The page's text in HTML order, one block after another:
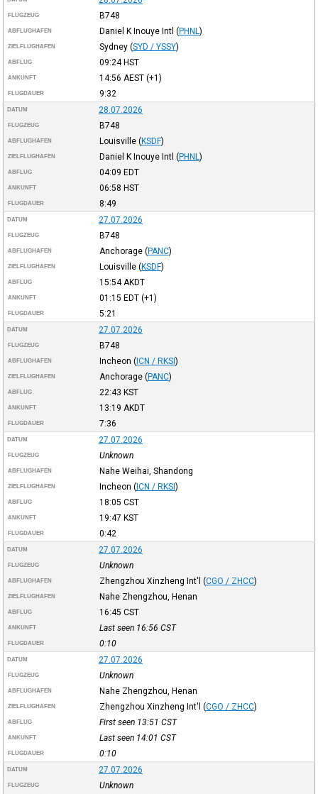
FLUGZEUG B748
ABFLUGHAFEN Daniel K Inouye Intl (PHNL )
ZIELFLUGHAFEN Sydney (SYD / YSSY)
ABFLUG 09:24HST
ANKUNFT 14:56 AEST(+1)
FLUGDAUER 9:32
DATUM 28.07.2026
FLUGZEUG B748
ABFLUGHAFEN Louisville (KSDF)
ZIELFLUGHAFEN Daniel K Inouye Intl (PHNL )
ABFLUG 04:09 EDT
ANKUNFT 06:58 HST
FLUGDAUER 8:49
DATUM 27.07.2026
FLUGZEUG B748
ABFLUGHAFEN Anchorage (PANC)
ZIELFLUGHAFEN Louisville (KSDF)
ABFLUG 15:54 AKDT
ANKUNFT 01:15 EDT(+1)
FLUGDAUER 5:21
DATUM 27.07.2026
FLUGZEUG B748
ABFLUGHAFEN Incheon (ICN / RKSI)
ZIELFLUGHAFEN Anchorage (PANC)
ABFLUG 22:43 KST
ANKUNFT 13:19 AKDT
FLUGDAUER 7:36
DATUM 27.07.2026
FLUGZEUG Unknown
ABFLUGHAFEN Nahe Weihai, Shandong
ZIELFLUGHAFEN Incheon (ICN / RKSI)
ABFLUG 18:05 CST
ANKUNFT 19:47 KST
FLUGDAUER 0:42
DATUM 27.07.2026
FLUGZEUG Unknown
ABFLUGHAFEN Zhengzhou Xinzheng Int'l (CGO / ZHCC)
ZIELFLUGHAFEN Nahe Zhengzhou, Henan
ABFLUG 16:45 CST
ANKUNFT Last seen 16:56 CST
FLUGDAUER 0:10
DATUM 27.07.2026
FLUGZEUG Unknown
ABFLUGHAFEN Nahe Zhengzhou, Henan
ZIELFLUGHAFEN Zhengzhou Xinzheng Int'l (CGO / ZHCC)
ABFLUG First seen 13:51 CST
ANKUNFT Last seen 14:01 CST
FLUGDAUER 0:10
DATUM 27.07.2026
FLUGZEUG Unknown